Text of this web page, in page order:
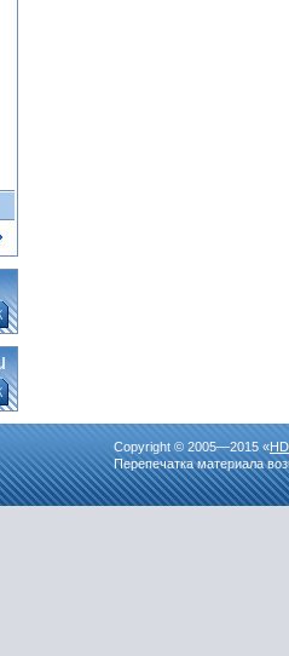
Copyright © 2005—2015 «
Перепечатка материала